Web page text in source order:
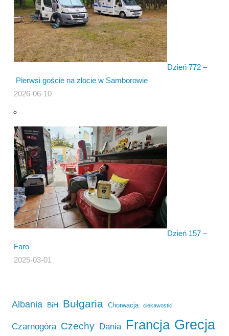
Dzień 772 –
Pierwsi goście na zlocie w Samborowie
2026-06-10
Dzień 157 –
Faro
2025-03-01
Albania BiH Bułgaria Chorwacja ciekawostki
Czarnogóra Czechy Dania Francja Grecja